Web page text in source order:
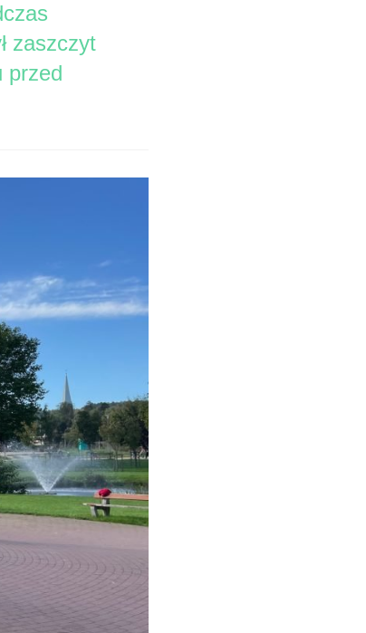
zaszczyt
przed